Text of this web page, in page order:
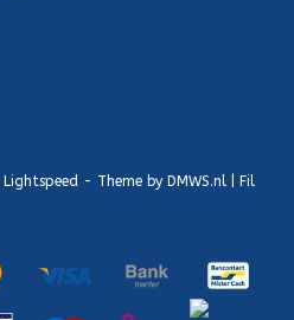
Lightspeed - Theme by DMWS.nl Fil